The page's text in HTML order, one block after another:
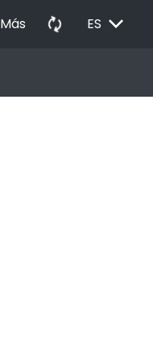
Más autorenew ES EXPAND_MORE